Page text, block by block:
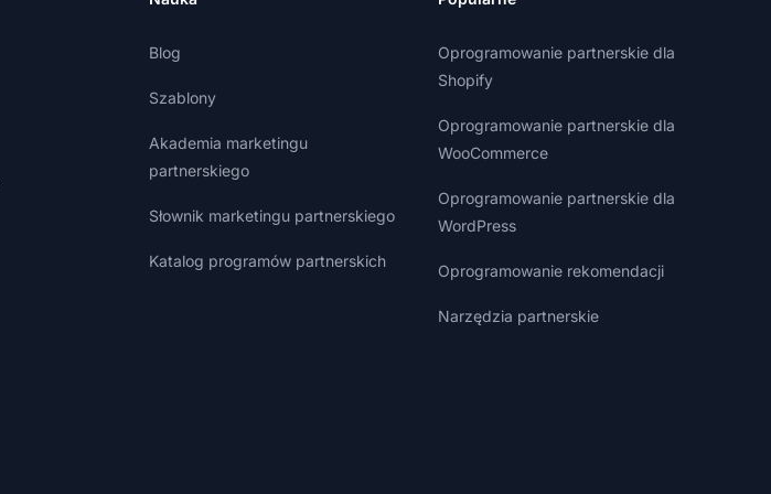
Blog
Szablony
Akademia marketingu
partnerskiego
Słownik marketingu partnerskiego
Katalog programów partnerskich
Oprogramowanie partnerskie dla
Shopify
Oprogramowanie partnerskie dla
WooCommerce
Oprogramowanie partnerskie dla
WordPress
Oprogramowanie rekomendacji
Narzędzia partnerskie